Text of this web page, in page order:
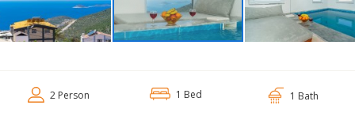
2 Person 1 Bed 1 Bath